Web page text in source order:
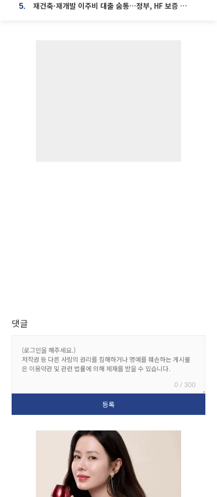
5. 재건축·재개발 이주비 대출 숨통…정부, HF 보증 신설 추진
댓글
0 / 300